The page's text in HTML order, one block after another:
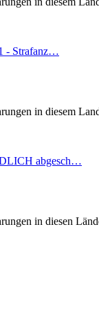
- Strafanz…
in diesem
abgesch…
in diesen